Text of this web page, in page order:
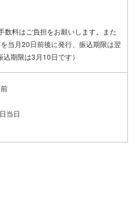
数料はご負担をお願いします。また
当月20日前後に発行、振込期限は翌
当日